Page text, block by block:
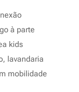
à parte
kids
lavandaria
mobilidade